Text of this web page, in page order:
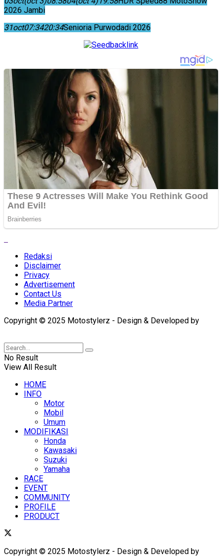
2026 Jambi
31oct07:3420:34Senioria Purwodadi 2026
Redaksi
Disclaimer
Privacy
Advertisement
Contact Us
Media Partner
Copyright © 2025 Motostylerz - Design & Developed by
No Result
View All Result
HOME
INFO
Motor
Mobil
Umum
MODIFIKASI
Honda
Kawasaki
Suzuki
Yamaha
RACE
EVENT
COMMUNITY
PROFILE
PRODUCT
Copyright © 2025 Motostylerz - Design & Developed by